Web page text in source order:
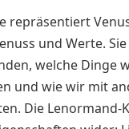
repräsentiert
und Werte.
welche Dinge
und wie wir mit
Die Lenormand-